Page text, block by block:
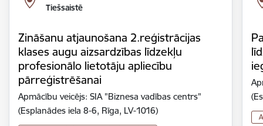
Tiešsaistē
Zināšanu atjaunošana 2.reģistrācijas
klases augu aizsardzības līdzekļu
profesionālo lietotāju apliecību
pārreģistrēšanai
Apmācību veicējs: SIA "Biznesa vadības centrs"
(Esplanādes iela 8-6, Rīga, LV-1016)